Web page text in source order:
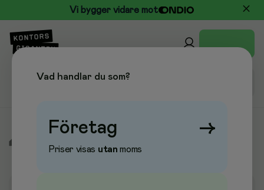
Vi bygger vidare mot
Vad handlar du som?
Företag →
Priser visas utan moms